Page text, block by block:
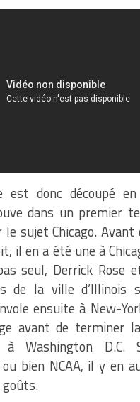
est donc découpé
dans un premier
le sujet Chicago. Avant
il en a été une à
seul, Derrick Rose
de la ville d’Illinois
ensuite à New-
avant de terminer
Washington D.C.
bien NCAA, il y en